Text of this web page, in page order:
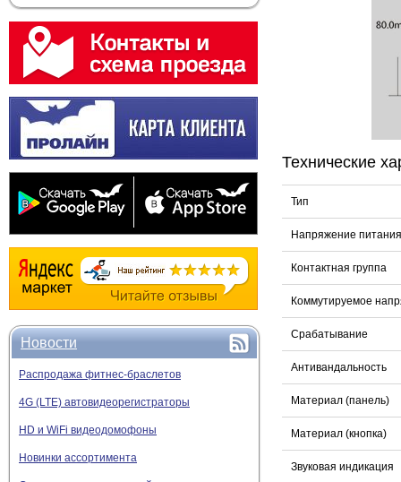
Новости
Распродажа фитнес-браслетов
4G (LTE) автовидеорегистраторы
HD и WiFi видеодомофоны
Новинки ассортимента
Технические
Тип
Напряжение питания
Контактная группа
Коммутируемое
Срабатывание
Антивандальность
Материал (панель)
Материал (кнопка)
Звуковая индикация